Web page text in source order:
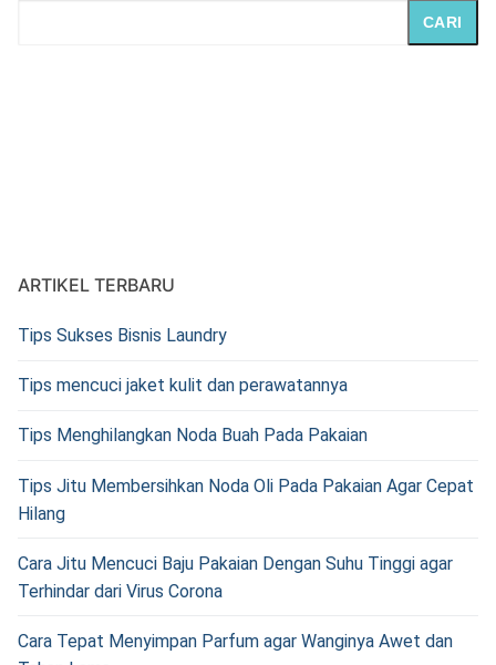
CARI
ARTIKEL TERBARU
Tips Sukses Bisnis Laundry
Tips mencuci jaket kulit dan perawatannya
Tips Menghilangkan Noda Buah Pada Pakaian
Tips Jitu Membersihkan Noda Oli Pada Pakaian Agar Cepat
Hilang
Cara Jitu Mencuci Baju Pakaian Dengan Suhu Tinggi agar
Terhindar dari Virus Corona
Cara Tepat Menyimpan Parfum agar Wanginya Awet dan